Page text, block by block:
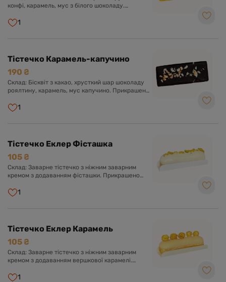
конфі, карамель, мус з білого шоколаду.
1
Тістечко Карамель-капучино
190 ₴
Склад: Бісквіт з какао, хрусткий шар шоколаду
роялтину, карамель, мус капучино. Прикрашено
1
Тістечко Еклер Фісташка
105 ₴
Склад: Заварне тістечко з ніжним заварним
кремом з додаванням фісташки. Прикрашено
1
Тістечко Еклер Карамель
105 ₴
Склад: Заварне тістечко з ніжним заварним
кремом з додаванням вершкової карамелі.
попкорном.
1